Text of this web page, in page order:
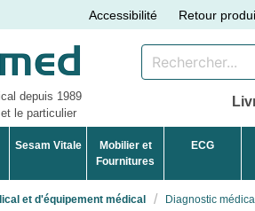
Accessibilité Retour
depuis 1989
le particulier
Sesam Vitale
Mobilier et
Fournitures
ECG
et d'équipement médical Diagnostic